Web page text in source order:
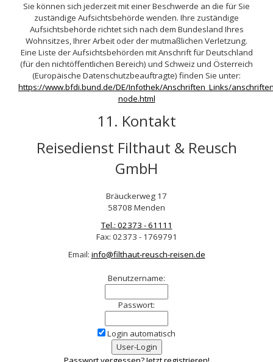
Sie können sich jederzeit mit einer Beschwerde an die für Sie
zuständige Aufsichtsbehörde wenden. Ihre zuständige
Aufsichtsbehörde richtet sich nach dem Bundesland Ihres
Wohnsitzes, Ihrer Arbeit oder der mutmaßlichen Verletzung.
Eine Liste der Aufsichtsbehörden mit Anschrift für Deutschland
(für den nichtöffentlichen Bereich) und Schweiz und Österreich
(Europäische Datenschutzbeauftragte) finden Sie unter:
https://www.bfdi.bund.de/DE/Infothek/Anschriften_Links/
node.html
11. Kontakt
Reisedienst Filthaut & Reusch
GmbH
Bräuckerweg 17
58708 Menden
Tel.: 02373 - 61111
Fax: 02373 - 1769791
Email: info@filthaut-reusch-reisen.de
Benutzername:
Passwort:
Login automatisch